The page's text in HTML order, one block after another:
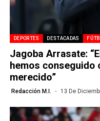
DEPORTES DESTACADAS
Jagoba Arrasate:
hemos conseguido
merecido”
Redacción M.I. 13 De